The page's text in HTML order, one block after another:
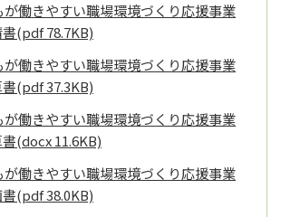
働きやすい職場環境づくり応援事業
(pdf 78.7KB)
働きやすい職場環境づくり応援事業
(pdf 37.3KB)
働きやすい職場環境づくり応援事業
(docx 11.6KB)
働きやすい職場環境づくり応援事業
(pdf 38.0KB)